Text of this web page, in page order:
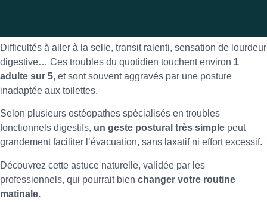
Difficultés à aller à la selle, transit ralenti, sensation de lourdeur
digestive… Ces troubles du quotidien touchent environ 1
adulte sur 5, et sont souvent aggravés par une posture
inadaptée aux toilettes.
Selon plusieurs ostéopathes spécialisés en troubles
fonctionnels digestifs, un geste postural très simple peut
grandement faciliter l’évacuation, sans laxatif ni effort excessif.
Découvrez cette astuce naturelle, validée par les
professionnels, qui pourrait bien changer votre routine
matinale.